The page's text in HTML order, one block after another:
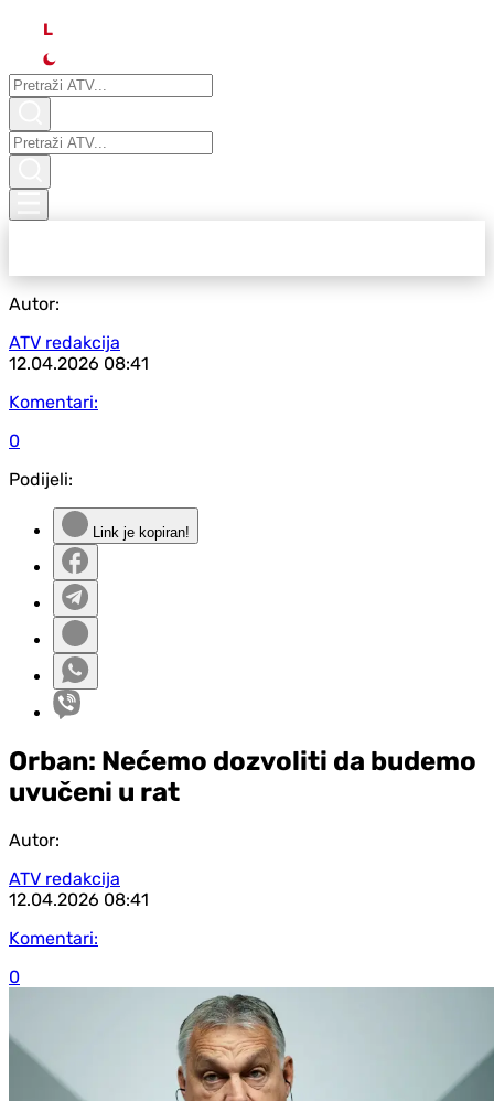
L
Autor:
ATV redakcija
12.04.2026 08:41
Komentari:
0
Podijeli:
Link je kopiran!
Orban: Nećemo dozvoliti da budemo
uvučeni u rat
Autor:
ATV redakcija
12.04.2026 08:41
Komentari:
0